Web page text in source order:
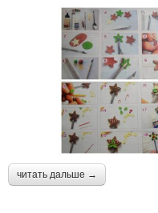
читать дальше →